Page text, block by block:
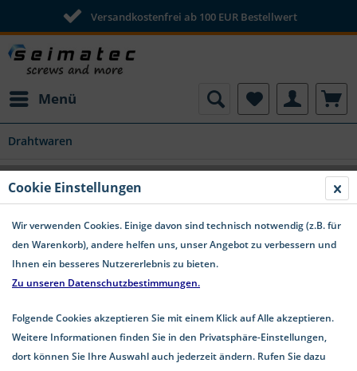
Versandkostenfrei ab 100 EUR Bestellwert
Menü
Drahtwaren
DIN 1151 Drahtstifte Form B aus Stahl
feuerverzinkt
Cookie Einstellungen
Wir verwenden Cookies. Einige davon sind technisch notwendig (z.B. für
den Warenkorb), andere helfen uns, unser Angebot zu verbessern und
Ihnen ein besseres Nutzererlebnis zu bieten.
Zu unseren Datenschutzbestimmungen.
Folgende Cookies akzeptieren Sie mit einem Klick auf Alle akzeptieren.
Weitere Informationen finden Sie in den Privatsphäre-Einstellungen,
dort können Sie Ihre Auswahl auch jederzeit ändern. Rufen Sie dazu